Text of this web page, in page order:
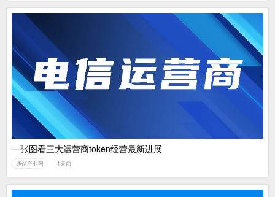
一张图看三大运营商token经营最新进展
通信产业网 1天前